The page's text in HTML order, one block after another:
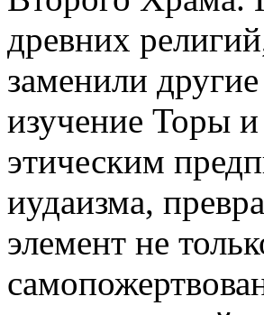
древних
заменили
изучение Торы и
этическим
иудаизма,
элемент не